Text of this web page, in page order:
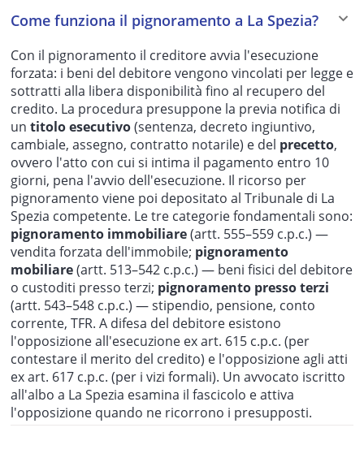
Come funziona il pignoramento a La Spezia?
Con il pignoramento il creditore avvia l'esecuzione
forzata: i beni del debitore vengono vincolati per legge e
sottratti alla libera disponibilità fino al recupero del
credito. La procedura presuppone la previa notifica di
un titolo esecutivo(sentenza, decreto ingiuntivo,
cambiale, assegno, contratto notarile) e del precetto,
ovvero l'atto con cui si intima il pagamento entro 10
giorni, pena l'avvio dell'esecuzione. Il ricorso per
pignoramento viene poi depositato al Tribunale di La
Spezia competente. Le tre categorie fondamentali sono:
pignoramento immobiliare(artt. 555–559 c.p.c.) —
vendita forzata dell'immobile; pignoramento
mobiliare(artt. 513–542 c.p.c.) — beni fisici del debitore
o custoditi presso terzi; pignoramento presso terzi
(artt. 543–548 c.p.c.) — stipendio, pensione, conto
corrente, TFR. A difesa del debitore esistono
l'opposizione all'esecuzione ex art. 615 c.p.c. (per
contestare il merito del credito) e l'opposizione agli atti
ex art. 617 c.p.c. (per i vizi formali). Un avvocato iscritto
all'albo a La Spezia esamina il fascicolo e attiva
l'opposizione quando ne ricorrono i presupposti.